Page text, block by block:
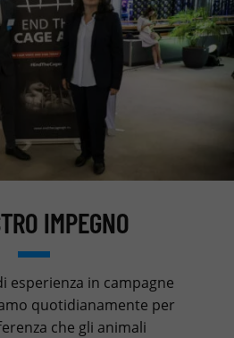
IMPEGNO
esperienza in campagne
quotidianamente per
che gli animali